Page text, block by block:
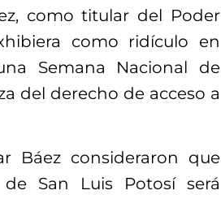
como titular del Poder
como ridículo en
Semana Nacional de
del derecho de acceso a
Báez consideraron que
San Luis Potosí será